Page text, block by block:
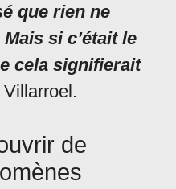
que rien ne
si c’était le
cela signifierait
de